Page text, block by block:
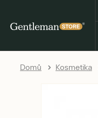
Domů Kosmetika